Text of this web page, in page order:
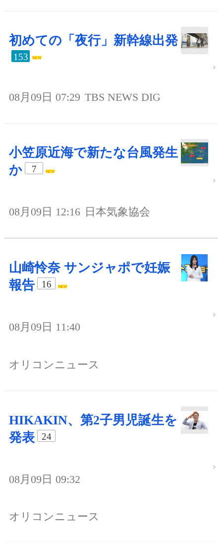
初めての「夜行」新幹線出発
153
08月09日 07:29 TBS NEWS DIG
小笠原近海で新たな台風発生
か
7
08月09日 12:16 日本気象協会
山崎怜奈 サンジャポで妊娠
報告
16
08月09日 11:40
オリコンニュース
HIKAKIN、第2子男児誕生を
発表
24
08月09日 09:32
オリコンニュース